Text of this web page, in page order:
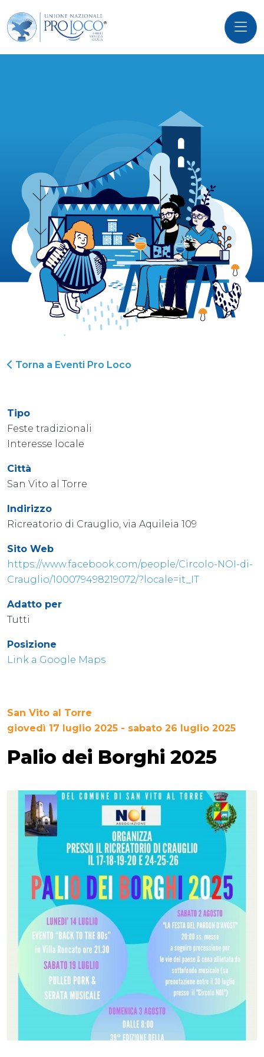
Torna a Eventi Pro Loco
Tipo
Feste tradizionali
Interesse locale
Città
San Vito al Torre
Indirizzo
Ricreatorio di Crauglio, via Aquileia 109
Sito Web
https://www.facebook.com/people/Circolo-NOI-di-
Crauglio/100079498219072/?locale=it_IT
Adatto per
Tutti
Posizione
Link a Google Maps
San Vito al Torre
giovedì 17 luglio 2025 - sabato 26 luglio 2025
Palio dei Borghi 2025